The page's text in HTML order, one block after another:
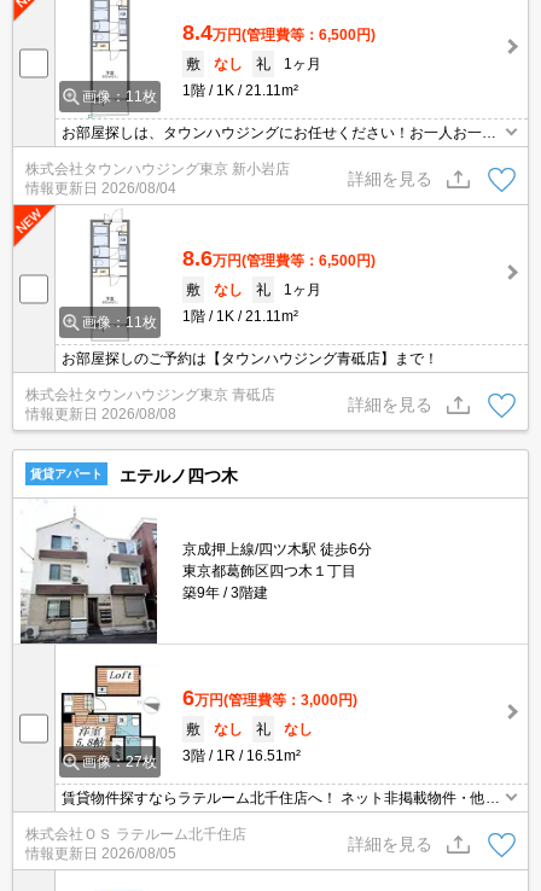
画像：11枚
8.4万円(管理費等：6,500円)
敷
なし 礼
1ヶ月
1階
1K 21.11m²
お部屋探しは、タウンハウジングにお任せください！お一人お一人
様に合ったお部屋をお探し致します。分からないことは何でもご相
談くださいませ。
株式会社タウンハウジング東京 新小岩店
情報更新日 2026/08/04
詳細を見る
画像：11枚
8.6万円(管理費等：6,500円)
敷
なし 礼
1ヶ月
1階
1K 21.11m²
お部屋探しのご予約は【タウンハウジング青砥店】まで！
株式会社タウンハウジング東京 青砥店
情報更新日 2026/08/08
詳細を見る
賃貸アパート エテルノ四つ木
京成押上線/四ツ木駅 徒歩6分
東京都葛飾区四つ木１丁目
築9年
3階建
画像：27枚
6万円(管理費等：3,000円)
敷
なし 礼
なし
3階
1R 16.51m²
賃貸物件探すならラテルーム北千住店へ！ ネット非掲載物件・他社
様の物件もまとめてご案内いたします！！
株式会社ＯＳ ラテルーム北千住店
情報更新日 2026/08/05
詳細を見る